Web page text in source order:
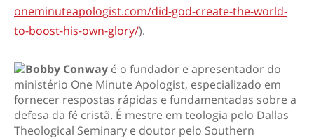
oneminuteapologist.com/did-god-create-the-world-
to-boost-his-own-glory/).
Bobby Conway é o fundador e apresentador do
ministério One Minute Apologist, especializado em
fornecer respostas rápidas e fundamentadas sobre a
defesa da fé cristã. É mestre em teologia pelo Dallas
Theological Seminary e doutor pelo Southern